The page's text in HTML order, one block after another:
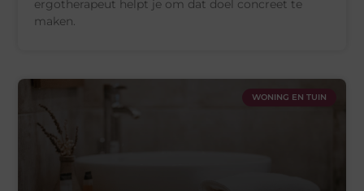
ergotherapeut helpt je om dat doel concreet te
maken.
WONING EN TUIN